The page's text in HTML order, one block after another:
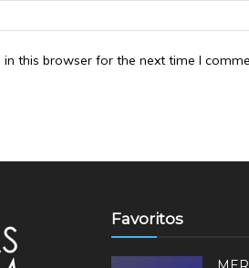
this browser for the next time I
Favoritos